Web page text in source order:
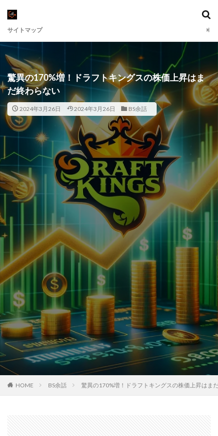
サイトマップ
驚異の170%増！ドラフトキングスの株価上昇はま
だ終わらない
2024年3月26日 2024年3月26日 BS余話
HOME BS余話 驚異の170%増！ドラフトキングスの株価上昇はま